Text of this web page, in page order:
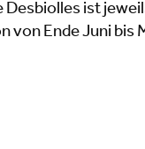
Desbiolles ist
von Ende Juni